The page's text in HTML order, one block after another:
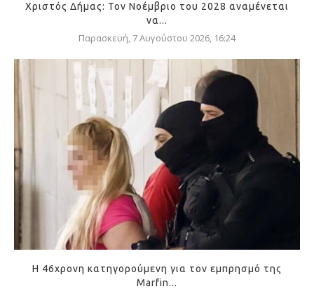
Χριστός Δήμας: Τον Νοέμβριο του 2028 αναμένεται
να...
Παρασκευή, 7 Αυγούστου 2026, 16:24
Η 46χρονη κατηγορούμενη για τον εμπρησμό της
Marfin...